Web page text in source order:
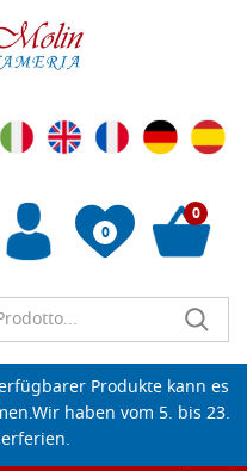
0
leeren
0
Produkte kann es
haben vom 5. bis 23.